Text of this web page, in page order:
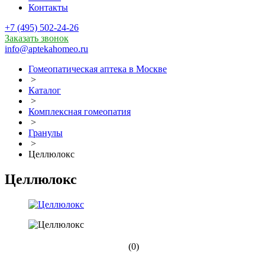
Контакты
+7 (495) 502-24-26
Заказать звонок
info@aptekahomeo.ru
Гомеопатическая аптека в Москве
>
Каталог
>
Комплексная гомеопатия
>
Гранулы
>
Целлюлокс
Целлюлокс
(0)